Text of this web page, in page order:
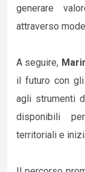
generare
attraverso
A seguire,
il futuro con
agli strumenti
disponibili
territoriali e